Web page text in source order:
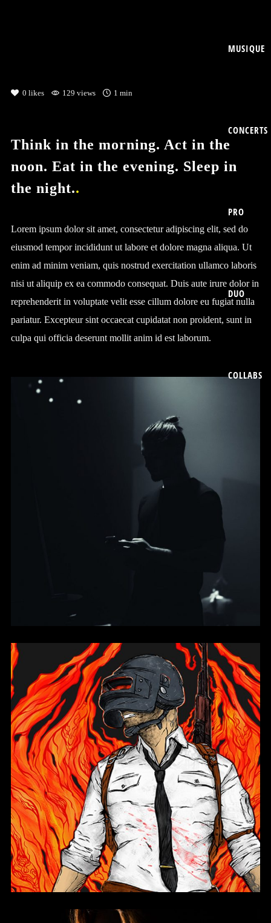
MUSIQUE
CONCERTS
PRO
DUO
COLLABS
0 likes 129 views 1 min
Think in the morning. Act in the
noon. Eat in the evening. Sleep in
the night.
Lorem ipsum dolor sit amet, consectetur adipiscing elit, sed do
eiusmod tempor incididunt ut labore et dolore magna aliqua. Ut
enim ad minim veniam, quis nostrud exercitation ullamco laboris
nisi ut aliquip ex ea commodo consequat. Duis aute irure dolor in
reprehenderit in voluptate velit esse cillum dolore eu fugiat nulla
pariatur. Excepteur sint occaecat cupidatat non proident, sunt in
culpa qui officia deserunt mollit anim id est laborum.